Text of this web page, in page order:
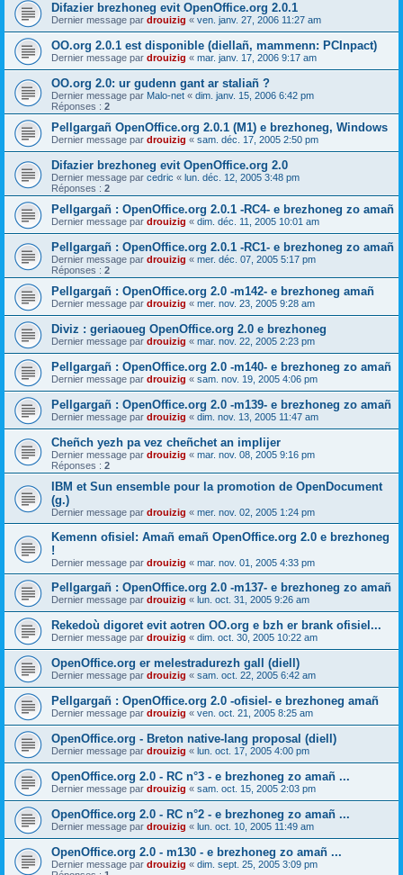
Difazier brezhoneg evit OpenOffice.org 2.0.1
Dernier message par drouizig « ven. janv. 27, 2006 11:27 am
OO.org 2.0.1 est disponible (diellañ, mammenn: PCInpact)
Dernier message par drouizig « mar. janv. 17, 2006 9:17 am
OO.org 2.0: ur gudenn gant ar staliañ ?
Dernier message par Malo-net « dim. janv. 15, 2006 6:42 pm
Réponses : 2
Pellgargañ OpenOffice.org 2.0.1 (M1) e brezhoneg, Windows
Dernier message par drouizig « sam. déc. 17, 2005 2:50 pm
Difazier brezhoneg evit OpenOffice.org 2.0
Dernier message par cedric « lun. déc. 12, 2005 3:48 pm
Réponses : 2
Pellgargañ : OpenOffice.org 2.0.1 -RC4- e brezhoneg zo amañ
Dernier message par drouizig « dim. déc. 11, 2005 10:01 am
Pellgargañ : OpenOffice.org 2.0.1 -RC1- e brezhoneg zo amañ
Dernier message par drouizig « mer. déc. 07, 2005 5:17 pm
Réponses : 2
Pellgargañ : OpenOffice.org 2.0 -m142- e brezhoneg amañ
Dernier message par drouizig « mer. nov. 23, 2005 9:28 am
Diviz : geriaoueg OpenOffice.org 2.0 e brezhoneg
Dernier message par drouizig « mar. nov. 22, 2005 2:23 pm
Pellgargañ : OpenOffice.org 2.0 -m140- e brezhoneg zo amañ
Dernier message par drouizig « sam. nov. 19, 2005 4:06 pm
Pellgargañ : OpenOffice.org 2.0 -m139- e brezhoneg zo amañ
Dernier message par drouizig « dim. nov. 13, 2005 11:47 am
Cheñch yezh pa vez cheñchet an implijer
Dernier message par drouizig « mar. nov. 08, 2005 9:16 pm
Réponses : 2
IBM et Sun ensemble pour la promotion de OpenDocument
(g.)
Dernier message par drouizig « mer. nov. 02, 2005 1:24 pm
Kemenn ofisiel: Amañ emañ OpenOffice.org 2.0 e brezhoneg
!
Dernier message par drouizig « mar. nov. 01, 2005 4:33 pm
Pellgargañ : OpenOffice.org 2.0 -m137- e brezhoneg zo amañ
Dernier message par drouizig « lun. oct. 31, 2005 9:26 am
Rekedoù digoret evit aotren OO.org e bzh er brank ofisiel...
Dernier message par drouizig « dim. oct. 30, 2005 10:22 am
OpenOffice.org er melestradurezh gall (diell)
Dernier message par drouizig « sam. oct. 22, 2005 6:42 am
Pellgargañ : OpenOffice.org 2.0 -ofisiel- e brezhoneg amañ
Dernier message par drouizig « ven. oct. 21, 2005 8:25 am
OpenOffice.org - Breton native-lang proposal (diell)
Dernier message par drouizig « lun. oct. 17, 2005 4:00 pm
OpenOffice.org 2.0 - RC n°3 - e brezhoneg zo amañ ...
Dernier message par drouizig « sam. oct. 15, 2005 2:03 pm
OpenOffice.org 2.0 - RC n°2 - e brezhoneg zo amañ ...
Dernier message par drouizig « lun. oct. 10, 2005 11:49 am
OpenOffice.org 2.0 - m130 - e brezhoneg zo amañ ...
Dernier message par drouizig « dim. sept. 25, 2005 3:09 pm